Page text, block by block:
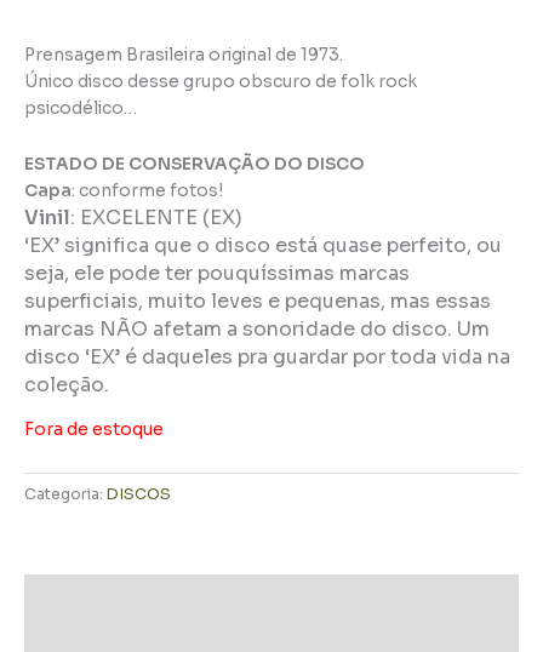
Prensagem Brasileira original de 1973.
Único disco desse grupo obscuro de folk rock
psicodélico…
ESTADO DE CONSERVAÇÃO DO DISCO
Capa: conforme fotos!
Vinil: EXCELENTE (EX)
‘EX’ significa que o disco está quase perfeito, ou
seja, ele pode ter pouquíssimas marcas
superficiais, muito leves e pequenas, mas essas
marcas NÃO afetam a sonoridade do disco. Um
disco ‘EX’ é daqueles pra guardar por toda vida na
coleção.
Fora de estoque
Categoria: DISCOS